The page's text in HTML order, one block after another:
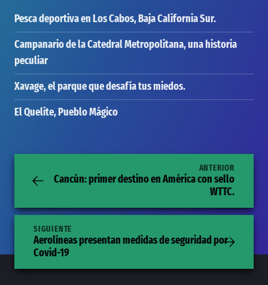
Pesca deportiva en Los Cabos, Baja California Sur.
Campanario de la Catedral Metropolitana, una historia
peculiar
Xavage, el parque que desafía tus miedos.
El Quelite, Pueblo Mágico
ANTERIOR
Cancún: primer destino en América con sello
WTTC.
SIGUIENTE
Aerolíneas presentan medidas de seguridad por
Covid-19